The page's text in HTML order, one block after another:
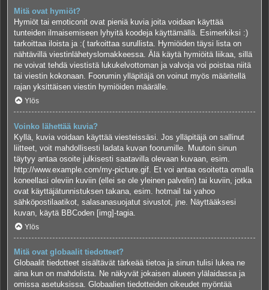
Mitä ovat hymiöt?
Hymiöt tai emoticonit ovat pieniä kuvia joita voidaan käyttää
tunteiden ilmaisemiseen lyhyitä koodeja käyttämällä. Esimerkiksi :)
tarkoittaa iloista ja :( tarkoittaa surullista. Hymiöiden täysi lista on
nähtävillä viestinlähetyslomakkeessa. Älä käytä hymiöitä liikaa, sillä
ne voivat tehdä viestistä lukukelvottoman ja valvoja voi poistaa niitä
tai viestin kokonaan. Foorumin ylläpitäjä on voinut myös määritellä
rajan yksittäisen viestin hymiöiden määrälle.
Ylös
Voinko lähettää kuvia?
Kyllä, kuvia voidaan käyttää viesteissäsi. Jos ylläpitäjä on sallinut
liitteet, voit mahdollisesti ladata kuvan foorumille. Muutoin sinun
täytyy antaa osoite julkisesti saatavilla olevaan kuvaan, esim.
http://www.example.com/my-picture.gif. Et voi antaa osoitetta omalla
koneellasi oleviin kuviin (ellei se ole yleinen palvelin) tai kuviin, jotka
ovat käyttäjätunnistuksen takana, esim. hotmail tai yahoo
sähköpostilaatikot, salasanasuojatut sivustot, jne. Näyttääksesi
kuvan, käytä BBCoden [img]-tagia.
Ylös
Mitä ovat globaalit tiedotteet?
Globaalit tiedotteet sisältävät tärkeää tietoa ja sinun tulisi lukea ne
aina kun on mahdolista. Ne näkyvät jokaisen alueen ylälaidassa ja
omissa asetuksissa. Globaalien tiedotteiden oikeudet myöntää